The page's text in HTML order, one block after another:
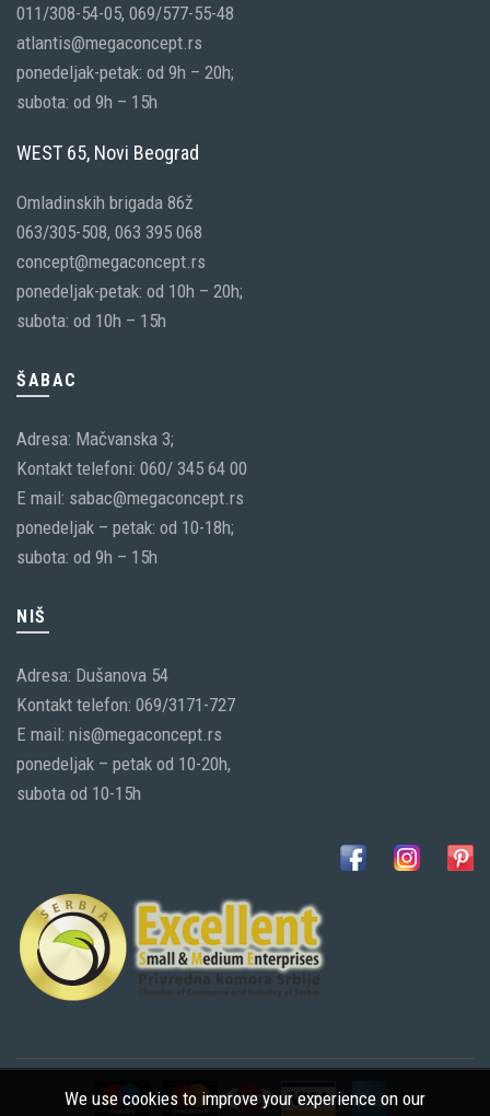
011/308-54-05, 069/577-55-48
atlantis@megaconcept.rs
ponedeljak-petak: od 9h – 20h;
subota: od 9h – 15h
WEST 65, Novi Beograd
Omladinskih brigada 86ž
063/305-508, 063 395 068
concept@megaconcept.rs
ponedeljak-petak: od 10h – 20h;
subota: od 10h – 15h
ŠABAC
Adresa: Mačvanska 3;
Kontakt telefoni: 060/ 345 64 00
E mail: sabac@megaconcept.rs
ponedeljak – petak: od 10-18h;
subota: od 9h – 15h
NIŠ
Adresa: Dušanova 54
Kontakt telefon: 069/3171-727
E mail: nis@megaconcept.rs
ponedeljak – petak od 10-20h,
subota od 10-15h
We use cookies to improve your experience on our